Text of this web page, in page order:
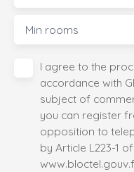
Min rooms
I agree to the
accordance with
subject of
you can register
opposition to
by Article L223-1